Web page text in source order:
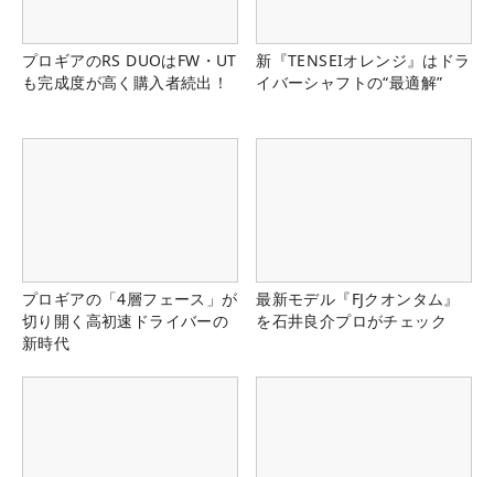
プロギアのRS DUOはFW・UT
も完成度が高く購入者続出！
新『TENSEIオレンジ』はドラ
イバーシャフトの“最適解”
プロギアの「4層フェース」が
切り開く高初速ドライバーの
新時代
最新モデル『FJクオンタム』
を石井良介プロがチェック